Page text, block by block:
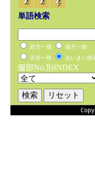
単語検索
前方一致
後方一致
完全一致
あいまい検
服部No.別INDEX